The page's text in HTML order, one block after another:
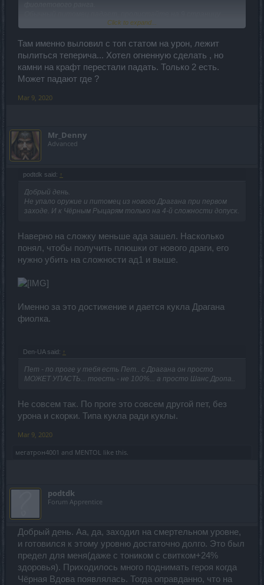
этого обсуждения, и увидите скрин.
На счет "паука" и "оружия" я передам разработчикам.
Попробую выяснить почему такой шанс маленький.
Click to expand...
Там именно выловил с топ статом на урон, лежит
пылиться теперича... Хотел огненную сделать , но
камни на крафт перестали падать. Только 2 есть.
Может падают где ?
Mar 9, 2020
Mr_Denny
Advanced
podtdk said: ↑
Добрый день.
Не упало оружие и питомец из нового Драгана при первом
заходе. И к Чёрным Рыцарям только на 4-й сложности допуск.
Наверно на сложку меньше ада зашел. Насколько
понял, чтобы получить плюшки от нового драги, его
нужно убить на сложности ад1 и выше.
Именно за это достижение и дается кукла Драгана
фиолка.
Den-UA said: ↑
Пет - по проге у тебя есть Пет.. с Драгана он просто
МОЖЕТ УПАСТЬ... тоесть - не 100%... а просто Шанс Дропа..
Не совсем так. По проге это совсем другой пет, без
урона и скорки. Типа кукла ради куклы.
Mar 9, 2020
мегатрон4001 and MENTOL like this.
podtdk
Forum Apprentice
Добрый день. Аа, да, заходил на смертельном уровне,
и готовился к этому уровню достаточно долго. Это был
предел для меня(даже с тоником с свитком+24%
здоровья). Приходилось много поднимать героя когда
Чёрная Вдова появлялась. Тогда оправданно, что на